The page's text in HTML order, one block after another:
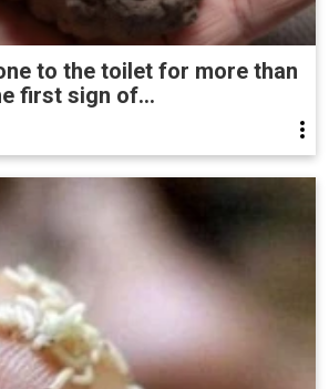
to the toilet for more than
first sign of...